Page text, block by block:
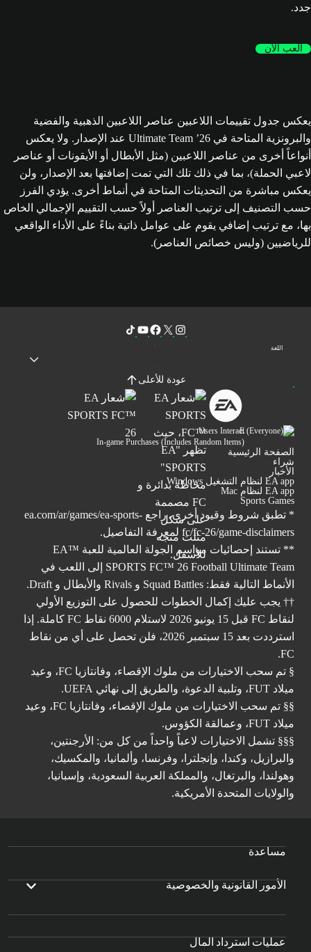
جدد.
العب الآن
يعكس جدول تقييمات اللاعبين عناصر اللاعبين الذهبية والفضية
والبرونزية المتاحة في Ultimate Team ’26 عند الإصدار. ولا يعكس
أنواعاً أخرى من عناصر اللاعبين (مثل الأبطال أو الأيقونات أو عناصر
لاعبي الحملة)، بما في ذلك تلك التي تمت إضافتها بعد الإصدار، ولن
يعكس مباشرة من التحديثات المتاحة في أنماط أخرى. يؤدي الفرز
حسب التصنيف إلى ترتيب العناصر أولاً حسب التقييم الإجمالي الخاص
بها، مع ترتيب إضافي يقوم على عوامل ذاتية بناءً على الأداء الواقعي
للرياضيين (وليس خصائص العناصر).
اللغة
عودة للأعلى
Users Interact
In-game Purchases (Includes Random Items)
الصفحة الرئيسية
شراء
الأخبار
EA app لنظام التشغيل Windows
EA app لنظام Mac
Sports Games
* تطبق شروط وقيود أخرى. راجع ea.com/ar/games/ea-sports-
fc/fc-26/game-disclaimers لمعرفة التفاصيل.
** تستند إحصائيات مواسم الجولة العالمية للعبة ™EA
SPORTS FC™ 26 Football Ultimate Team إلى اللعب في
الأنماط التالية فقط: Squad Battles و Rivals والأبطال و Draft.
†† يجب عليك إكمال الخطوات للحصول على التوزيع الأولي
لنقاط FC قبل 15 يونيو 2026 لاستلام 6000 نقاط FC كاملة. إذا
استرددت بعد 15 سبتمبر 2026، فلن تحصل على أي من نقاط
FC.
§ تم سحب الاختيارات من ملوك الإقصاء، وفانتازيا FC، وعيد
ميلاد FUT، وتلبية الدعوة، والطريق إلى نهائي UEFA.
§§ تم سحب الاختيارات من ملوك الإقصاء، وفانتازيا FC، وعيد
ميلاد FUT، وعمالقة الكؤوس.
§§§ تشمل الاختيارات لاعباً واحداً من كل من: الأرجنتين،
والبرازيل، وكندا، وإنجلترا، وفرنسا، وألمانيا، والمكسيك،
وهولندا، والبرتغال، والمملكة العربية السعودية، وإسبانيا،
والولايات المتحدة الأمريكية.
مساعدة
الأمور القانونية والخصوصية
عمليات استرداد المال